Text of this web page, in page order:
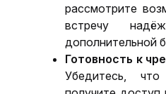
рассмотрите
встречу
дополнительной
Готовность к
Убедитесь,